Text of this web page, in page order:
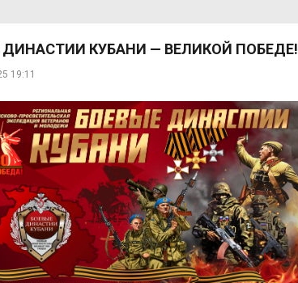
ДИНАСТИИ КУБАНИ — ВЕЛИКОЙ ПОБЕДЕ!
19:11